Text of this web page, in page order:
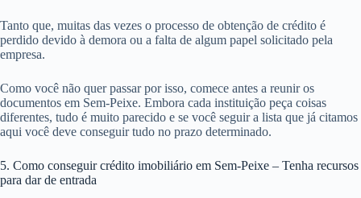
Tanto que, muitas das vezes o processo de obtenção de crédito é
perdido devido à demora ou a falta de algum papel solicitado pela
empresa.
Como você não quer passar por isso, comece antes a reunir os
documentos em Sem-Peixe. Embora cada instituição peça coisas
diferentes, tudo é muito parecido e se você seguir a lista que já citamos
aqui você deve conseguir tudo no prazo determinado.
5. Como conseguir crédito imobiliário em Sem-Peixe – Tenha recursos
para dar de entrada